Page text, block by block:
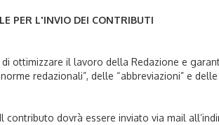
PER L'INVIO DEI CONTRIBUTI
di ottimizzare il lavoro della Redazione e
redazionali”, delle “abbreviazioni” e
Il contributo dovrà essere inviato via mail